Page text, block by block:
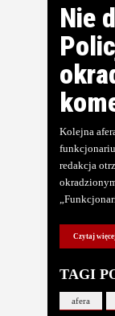
Nie
Kolejna
redakcja
Czytaj
TAGI
afera